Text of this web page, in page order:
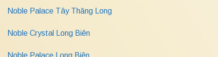
Noble Palace Tây Thăng Long
Noble Crystal Long Biên
Noble Palace Long Biên